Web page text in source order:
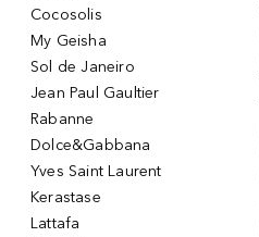
Cocosolis
My Geisha
Sol de Janeiro
Jean Paul Gaultier
Rabanne
Dolce&Gabbana
Yves Saint Laurent
Kerastase
Lattafa